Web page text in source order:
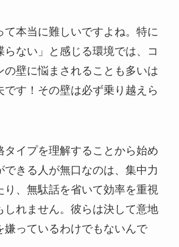
て本当に難しいですよね。特に
らない」と感じる環境では、コ
の壁に悩まされることも多いは
です！その壁は必ず乗り越えら
タイプを理解することから始め
できる人が無口なのは、集中力
り、無駄話を省いて効率を重視
しれません。彼らは決して意地
嫌っているわけでもないんで